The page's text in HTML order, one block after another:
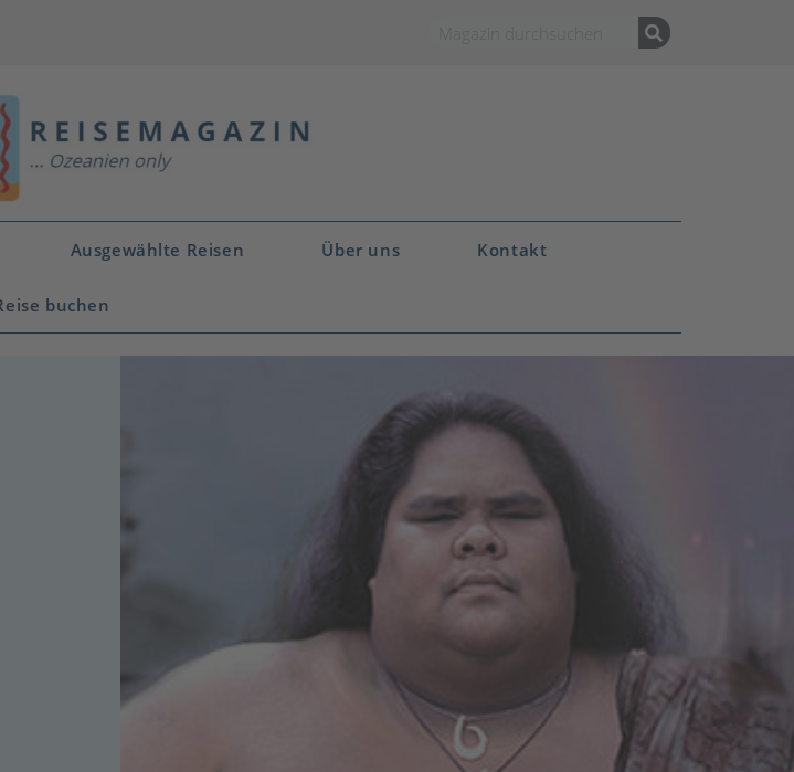
Ausgewählte Reisen Über uns Kontakt
buchen